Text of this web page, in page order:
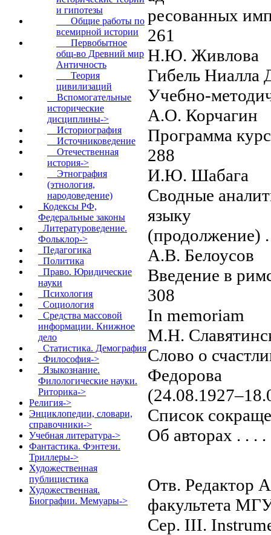
и гипотезы
Общие работы по
всемирной истории
Первобытное
общ-во Древний мир
Античность
Теория
цивилизаций
Вспомогательные
исторические
дисциплины->
Историография
Источниковедение
Отечественная
история->
Этнография
(этнология,
народоведение)
Кодексы РФ,
Федеральные законы
Литературоведение.
Фольклор->
Педагогика
Политика
Право. Юридические
науки
Психология
Социология
Средства массовой
информации. Книжное
дело
Статистика. Демография
Философия->
Языкознание.
Филологические науки.
Риторика->
Религия->
Энциклопедии, словари,
справочники->
Учебная литература->
Фантастика. Фэнтези.
Триллеры->
Художественная
публицистика
Художественная.
Биографии. Мемуары->
ресованных
261
Н.Ю. Живлова
Гибель Ниалла
Учебно-
А.О. Корчагин
Программа
288
И.Ю. Шабага
Сводные
языку
(продолжение) .
А.В. Белоусов
Введение в
308
In memoriam
М.Н.
Слово о
Федорова
Список
Об авторах . . . .
Отв. Редактор
факультета
Сер. III.